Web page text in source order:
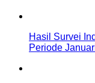
Hasil Survei
Periode